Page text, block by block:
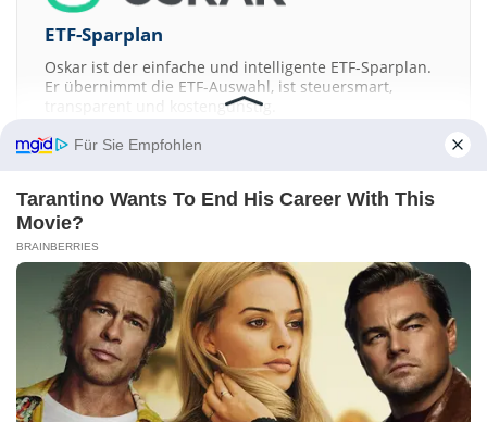
ETF-Sparplan
Oskar ist der einfache und intelligente ETF-Sparplan.
Er übernimmt die ETF-Auswahl, ist steuersmart,
transparent und kostengünstig.
JETZT MEHR ERFAHREN
Aktien ATX DAX EuroStoxx 50 Dow Jones NASDAQ 100 Nikkei 225
S&P 500
Kontakt-Impressum -Werbung-Barrierefreiheit
Sitemap -Datenschutz- Disclaimer-AGB-Privatsphäre-Einstellungen
Für Sie Empfohlen
Tarantino Wants To End His Career With This
Movie?
BRAINBERRIES